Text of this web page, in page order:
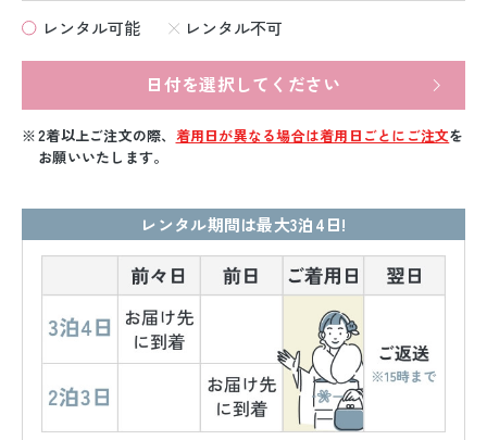
レンタル可能 レンタル不可
日付を選択してください
2着以上ご注文の際、 着用日が異なる場合は着用日ごとにご注文を
お願いいたします。
レンタル期間は最大3泊4日!